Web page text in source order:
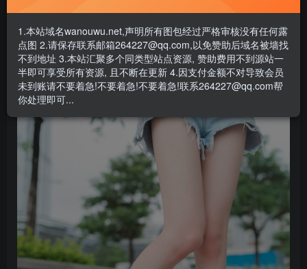
- 资源失效/充值未到账/账号解禁...等问题请《提交工单》
1.本站域名wanouwu.net,声明所有图包经过严格审核没有任何露
点图 2.请保存联系邮箱264227@qq.com,以免赞助后域名被墙找
不到地址 3.本站汇聚多个同类型站点资源, 赞助费用不到源站一
半即可享受所有资源, 且不断在更新 4.因支付金额不对导致会员
未到账请不要着急!不要着急!不要着急!联系264227@qq.com帮
你处理即可...